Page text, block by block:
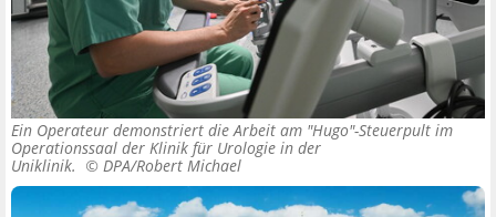
Ein Operateur demonstriert die Arbeit am "Hugo"-Steuerpult im
Operationssaal der Klinik für Urologie in der
Uniklinik. © DPA/Robert Michael